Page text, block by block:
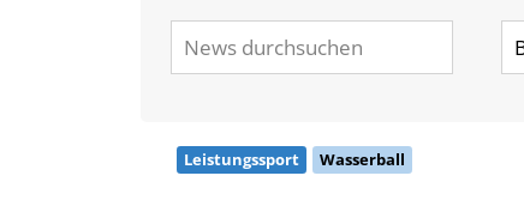
Leistungssport Wasserball